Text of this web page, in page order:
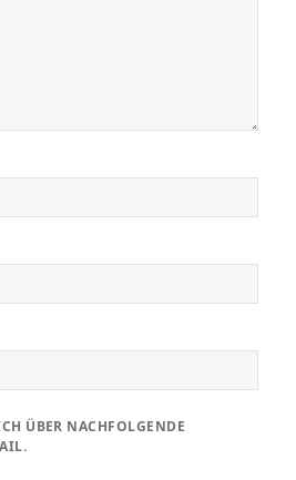
ÜBER NACHFOLGENDE